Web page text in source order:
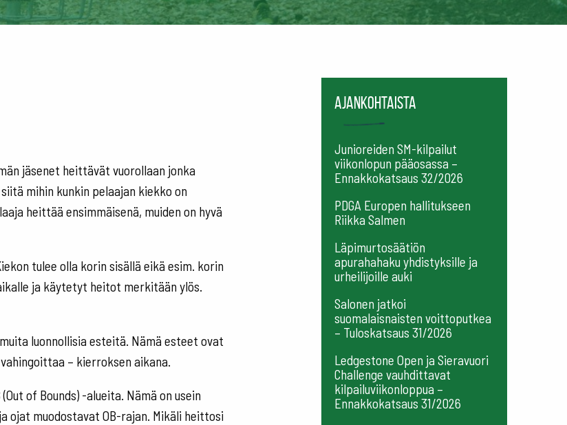
jäsenet heittävät vuorollaan jonka
mihin kunkin pelaajan kiekko on
heittää ensimmäisenä, muiden on hyvä
tulee olla korin sisällä eikä esim. korin
ja käytetyt heitot merkitään ylös.
luonnollisia esteitä. Nämä esteet ovat
– kierroksen aikana.
of Bounds) -alueita. Nämä on usein
muodostavat OB-rajan. Mikäli heittosi
Ajankohtaista
Junioreiden SM-kilpailut
viikonlopun pääosassa –
Ennakkokatsaus 32/2026
PDGA Europen hallitukseen
Riikka Salmen
Läpimurtosäätiön
apurahahaku yhdistyksille ja
urheilijoille auki
Salonen jatkoi
suomalaisnaisten voittoputkea
– Tuloskatsaus 31/2026
Ledgestone Open ja Sieravuori
Challenge vauhdittavat
kilpailuviikonloppua –
Ennakkokatsaus 31/2026